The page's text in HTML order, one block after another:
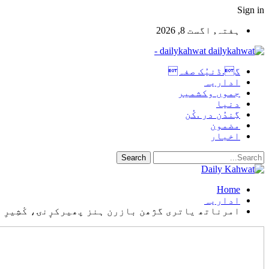
Sign in
ہفتہ, اگست 8, 2026
dailykahwat -
گ.ڈنیُک صفہ
اداریہ
جموں وکشمیر
دنیا
گِندُن در .کُن
مضمون
اخبار
Home
اداریہ
امرناتھ یاتری گژھن بازرن ہنز پھیرکرٕنۍ،